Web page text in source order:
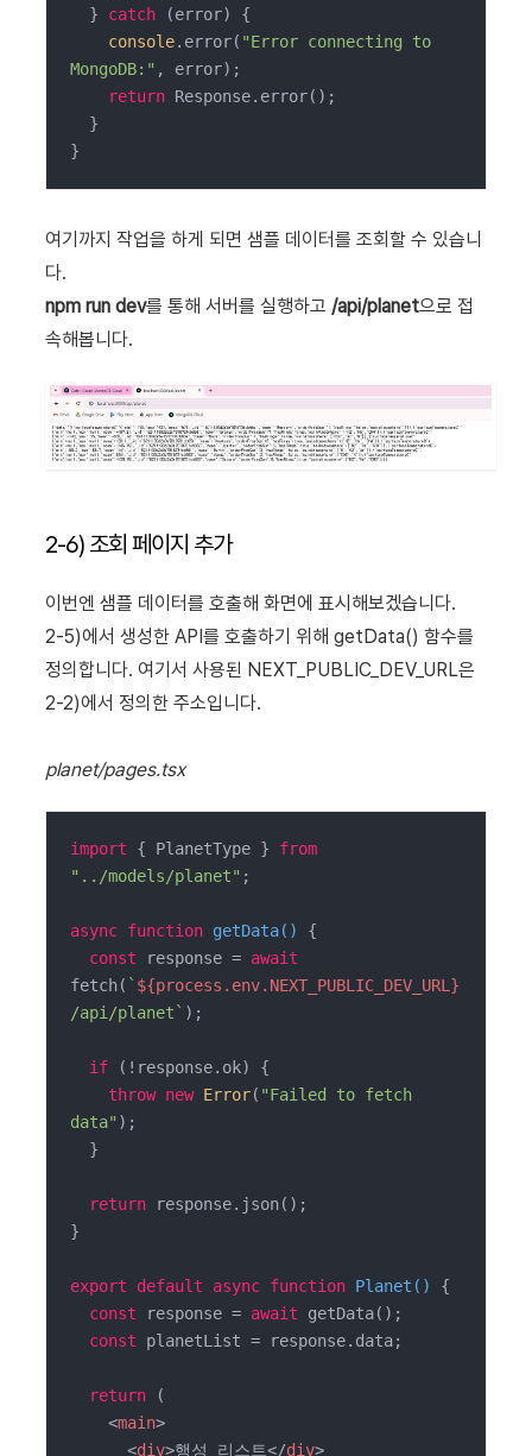
  }
catch (error) {
console.error( "Error connecting to
MongoDB:" , error);
return Response.error();
}
여기까지 작업을 하게 되면 샘플 데이터를 조회할 수 있습니
다.
npm run dev를 통해 서버를 실행하고 /api/planet으로 접
속해봅니다.
2-6) 조회 페이지 추가
이번엔 샘플 데이터를 호출해 화면에 표시해보겠습니다.
2-5)에서 생성한 API를 호출하기 위해 getData() 함수를
정의합니다. 여기서 사용된 NEXT_PUBLIC_DEV_URL은
2-2)에서 정의한 주소입니다.
planet/pages.tsx
import { PlanetType } from
"../models/planet" ;
async function getData( ) {
const response = await
fetch( ` ${process.env.NEXT_PUBLIC_DEV_URL}
/api/planet` );
if (!response.ok) {
throw new Error( "Failed to fetch
data" );
return response.json();
}
export default async function Planet ( ) {
const response = await getData();
const planetList = response.data;
return (
<main>
<div>행성 리스트</div>